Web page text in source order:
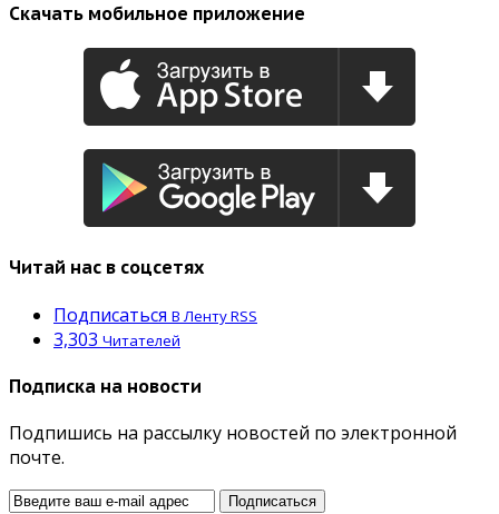
Скачать мобильное приложение
Читай нас в соцсетях
Подписаться В Ленту RSS
3,303 Читателей
Подписка на новости
Подпишись на рассылку новостей по электронной
почте.